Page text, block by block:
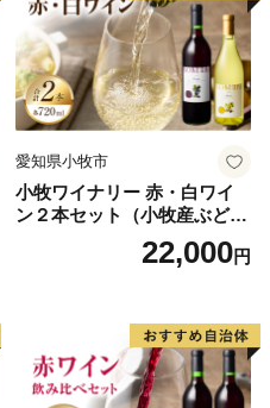
愛知県小牧市
小牧ワイナリー 赤・白ワイ
ン２本セット（小牧産ぶどう
22,000円